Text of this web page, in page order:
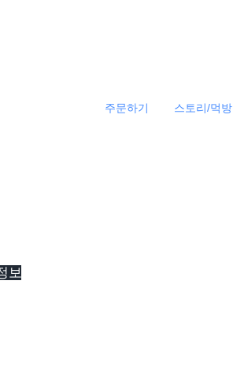
주문하기 스토리/먹방
보